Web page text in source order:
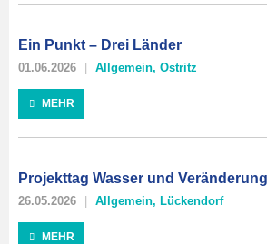
Ein Punkt – Drei Länder
01.06.2026 Allgemein, Ostritz
MEHR
Projekttag Wasser und Veränderung
26.05.2026 Allgemein, Lückendorf
MEHR